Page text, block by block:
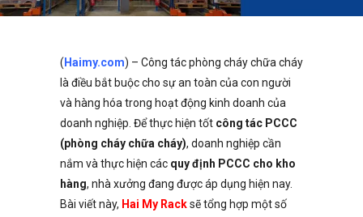
( Haimy.com) – Công tác phòng cháy chữa cháy
là điều bắt buộc cho sự an toàn của con người
và hàng hóa trong hoạt động kinh doanh của
doanh nghiệp. Để thực hiện tốt công tác PCCC
(phòng cháy chữa cháy), doanh nghiệp cần
nắm và thực hiện các quy định PCCC cho kho
hàng, nhà xưởng đang được áp dụng hiện nay.
Bài viết này, Hai My Racksẽ tổng hợp một số